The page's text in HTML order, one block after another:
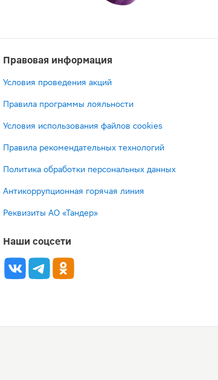
Правовая информация
Условия проведения акций
Правила программы лояльности
Условия использования файлов cookies
Правила рекомендательных технологий
Политика обработки персональных данных
Антикоррупционная горячая линия
Реквизиты АО «Тандер»
Наши соцсети